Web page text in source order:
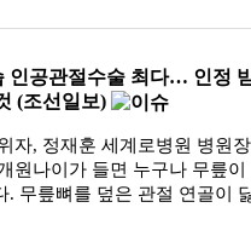
인공관절수술 최다… 인정
(조선일보)
자, 정재훈 세계로병원 병원
원나이가 들면 누구나 무릎이
. 무릎뼈를 덮은 관절 연골이